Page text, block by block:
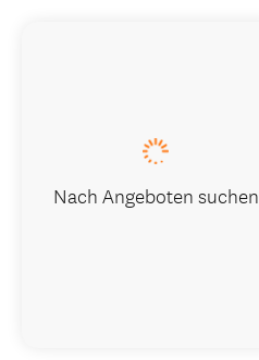
Nach Angeboten suchen